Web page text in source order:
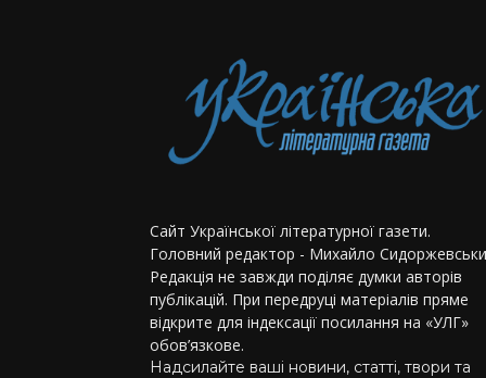
Сайт Української літературної газети.
Головний редактор - Михайло
Редакція не завжди поділяє думки авторів
публікацій. При передруці матеріалів пряме
відкрите для індексації посилання на «УЛГ»
обов’язкове.
Надсилайте ваші новини, статті, твори та